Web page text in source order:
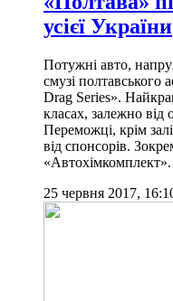
усієї України
Потужні авто,
смузі полтавського
Drag Series».
класах, залежно від
Переможці, крім
від спонсорів.
«Автохімкомплект».
25 червня 2017,